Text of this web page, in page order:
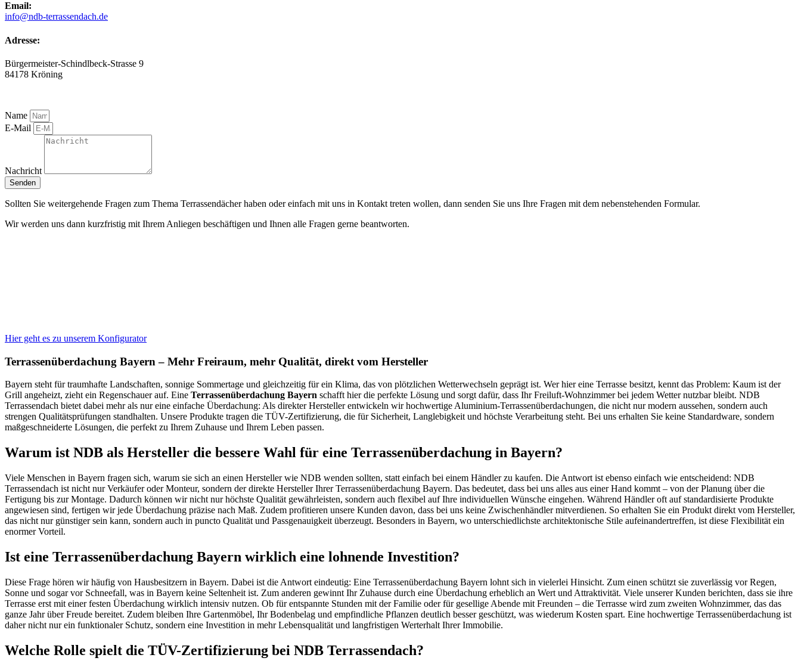
Email:
info@ndb-terrassendach.de
Adresse:
Bürgermeister-Schindlbeck-Strasse 9
84178 Kröning
Name
E-Mail
Nachricht
Senden
Sollten Sie weitergehende Fragen zum Thema Terrassendächer haben oder einfach mit uns in Kontakt treten wollen, dann senden Sie uns Ihre Fragen mit dem nebenstehenden Formular.
Wir werden uns dann kurzfristig mit Ihrem Anliegen beschäftigen und Ihnen alle Fragen gerne beantworten.
Hier geht es zu unserem Konfigurator
Terrassenüberdachung Bayern – Mehr Freiraum, mehr Qualität, direkt vom Hersteller
Bayern steht für traumhafte Landschaften, sonnige Sommertage und gleichzeitig für ein Klima, das von plötzlichen Wetterwechseln geprägt ist. Wer hier eine Terrasse besitzt, kennt das Problem: Kaum ist der
Grill angeheizt, zieht ein Regenschauer auf. Eine Terrassenüberdachung Bayern schafft hier die perfekte Lösung und sorgt dafür, dass Ihr Freiluft-Wohnzimmer bei jedem Wetter nutzbar bleibt. NDB
Terrassendach bietet dabei mehr als nur eine einfache Überdachung: Als direkter Hersteller entwickeln wir hochwertige Aluminium-Terrassenüberdachungen, die nicht nur modern aussehen, sondern auch
strengen Qualitätsprüfungen standhalten. Unsere Produkte tragen die TÜV-Zertifizierung, die für Sicherheit, Langlebigkeit und höchste Verarbeitung steht. Bei uns erhalten Sie keine Standardware, sondern
maßgeschneiderte Lösungen, die perfekt zu Ihrem Zuhause und Ihrem Leben passen.
Warum ist NDB als Hersteller die bessere Wahl für eine Terrassenüberdachung in Bayern?
Viele Menschen in Bayern fragen sich, warum sie sich an einen Hersteller wie NDB wenden sollten, statt einfach bei einem Händler zu kaufen. Die Antwort ist ebenso einfach wie entscheidend: NDB
Terrassendach ist nicht nur Verkäufer oder Monteur, sondern der direkte Hersteller Ihrer Terrassenüberdachung Bayern. Das bedeutet, dass bei uns alles aus einer Hand kommt – von der Planung über die
Fertigung bis zur Montage. Dadurch können wir nicht nur höchste Qualität gewährleisten, sondern auch flexibel auf Ihre individuellen Wünsche eingehen. Während Händler oft auf standardisierte Produkte
angewiesen sind, fertigen wir jede Überdachung präzise nach Maß. Zudem profitieren unsere Kunden davon, dass bei uns keine Zwischenhändler mitverdienen. So erhalten Sie ein Produkt direkt vom Hersteller,
das nicht nur günstiger sein kann, sondern auch in puncto Qualität und Passgenauigkeit überzeugt. Besonders in Bayern, wo unterschiedlichste architektonische Stile aufeinandertreffen, ist diese Flexibilität ein
enormer Vorteil.
Ist eine Terrassenüberdachung Bayern wirklich eine lohnende Investition?
Diese Frage hören wir häufig von Hausbesitzern in Bayern. Dabei ist die Antwort eindeutig: Eine Terrassenüberdachung Bayern lohnt sich in vielerlei Hinsicht. Zum einen schützt sie zuverlässig vor Regen,
Sonne und sogar vor Schneefall, was in Bayern keine Seltenheit ist. Zum anderen gewinnt Ihr Zuhause durch eine Überdachung erheblich an Wert und Attraktivität. Viele unserer Kunden berichten, dass sie ihre
Terrasse erst mit einer festen Überdachung wirklich intensiv nutzen. Ob für entspannte Stunden mit der Familie oder für gesellige Abende mit Freunden – die Terrasse wird zum zweiten Wohnzimmer, das das
ganze Jahr über Freude bereitet. Zudem bleiben Ihre Gartenmöbel, Ihr Bodenbelag und empfindliche Pflanzen deutlich besser geschützt, was wiederum Kosten spart. Eine hochwertige Terrassenüberdachung ist
daher nicht nur ein funktionaler Schutz, sondern eine Investition in mehr Lebensqualität und langfristigen Werterhalt Ihrer Immobilie.
Welche Rolle spielt die TÜV-Zertifizierung bei NDB Terrassendach?